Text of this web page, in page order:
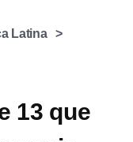
Latina
13 que